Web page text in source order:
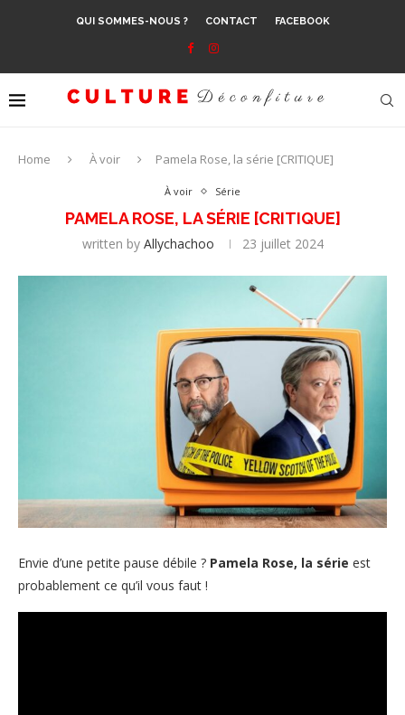
QUI SOMMES-NOUS ? CONTACT FACEBOOK
Home À voir Pamela Rose, la série [CRITIQUE]
À voir Série
PAMELA ROSE, LA SÉRIE [CRITIQUE]
written by Allychachoo 23 juillet 2024
Envie d’une petite pause débile ? Pamela Rose, la série est
probablement ce qu’il vous faut !